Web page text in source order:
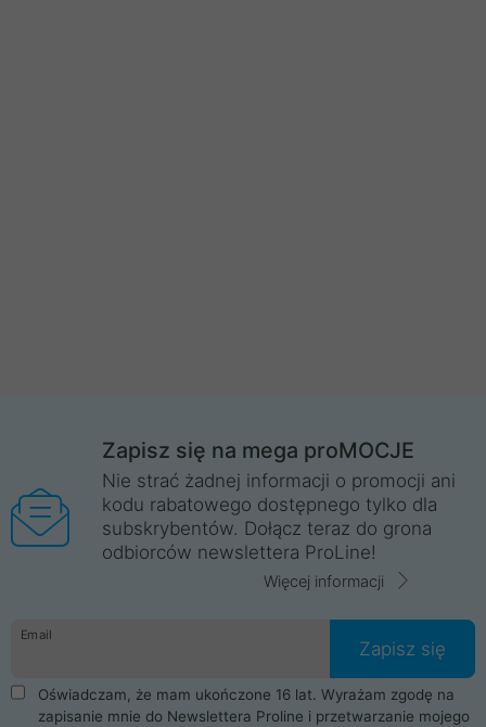
Zapisz się na mega proMOCJE
Nie strać żadnej informacji o promocji ani
kodu rabatowego dostępnego tylko dla
subskrybentów. Dołącz teraz do grona
odbiorców newslettera ProLine!
Więcej informacji
Email
Zapisz się
Oświadczam, że mam ukończone 16 lat. Wyrażam zgodę na
zapisanie mnie do Newslettera Proline i przetwarzanie mojego